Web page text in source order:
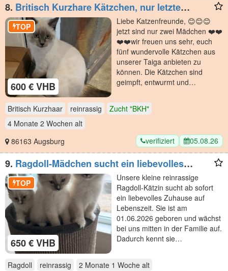
8. Britisch Kurzhare Kätzchen, nur letzte
Mädchen Molly 🤩🤩🤩 🤩🤩
600 € VHB
TOP
Liebe Katzenfreunde, 😊😊😊
jetzt sind nur zwei Mädchen ❤️❤️
❤️❤️wir freuen uns sehr, euch
fünf wundervolle Kätzchen aus
unserer Taiga anbieten zu
können. Die Kätzchen sind
geimpft, entwurmt und…
Britisch Kurzhaar reinrassig
Zucht "BKH"
4 Monate 2 Wochen alt
86163 Augsburg
verifiziert 05.08.26
9. Ragdoll-Mädchen sucht ein liebevolles
Zuhause
650 € VHB
TOP
Unsere kleine reinrassige
Ragdoll-Kätzin sucht ab sofort
ein liebevolles Zuhause auf
Lebenszeit. Sie ist am
01.06.2026 geboren und wächst
bei uns mitten in der Familie auf.
Dadurch kennt sie…
Ragdoll reinrassig 2 Monate 1 Woche alt